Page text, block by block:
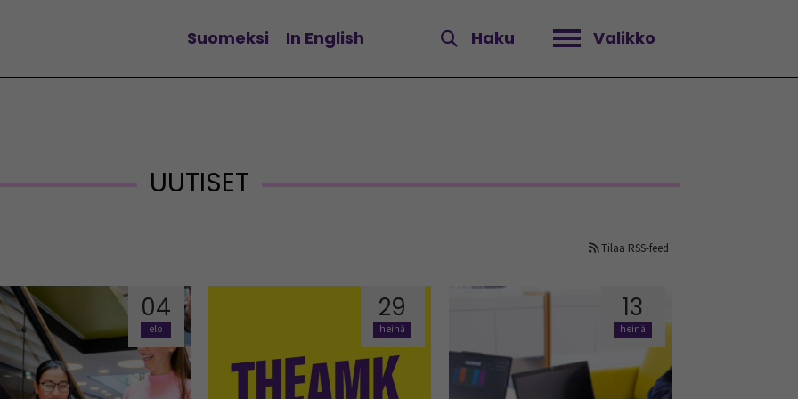
Vaihda kieltä
Suomeksi In English Haku Valikko
Avaa valikko
UUTISET
Tilaa RSS-feed
04
elo
29
heinä
13
heinä